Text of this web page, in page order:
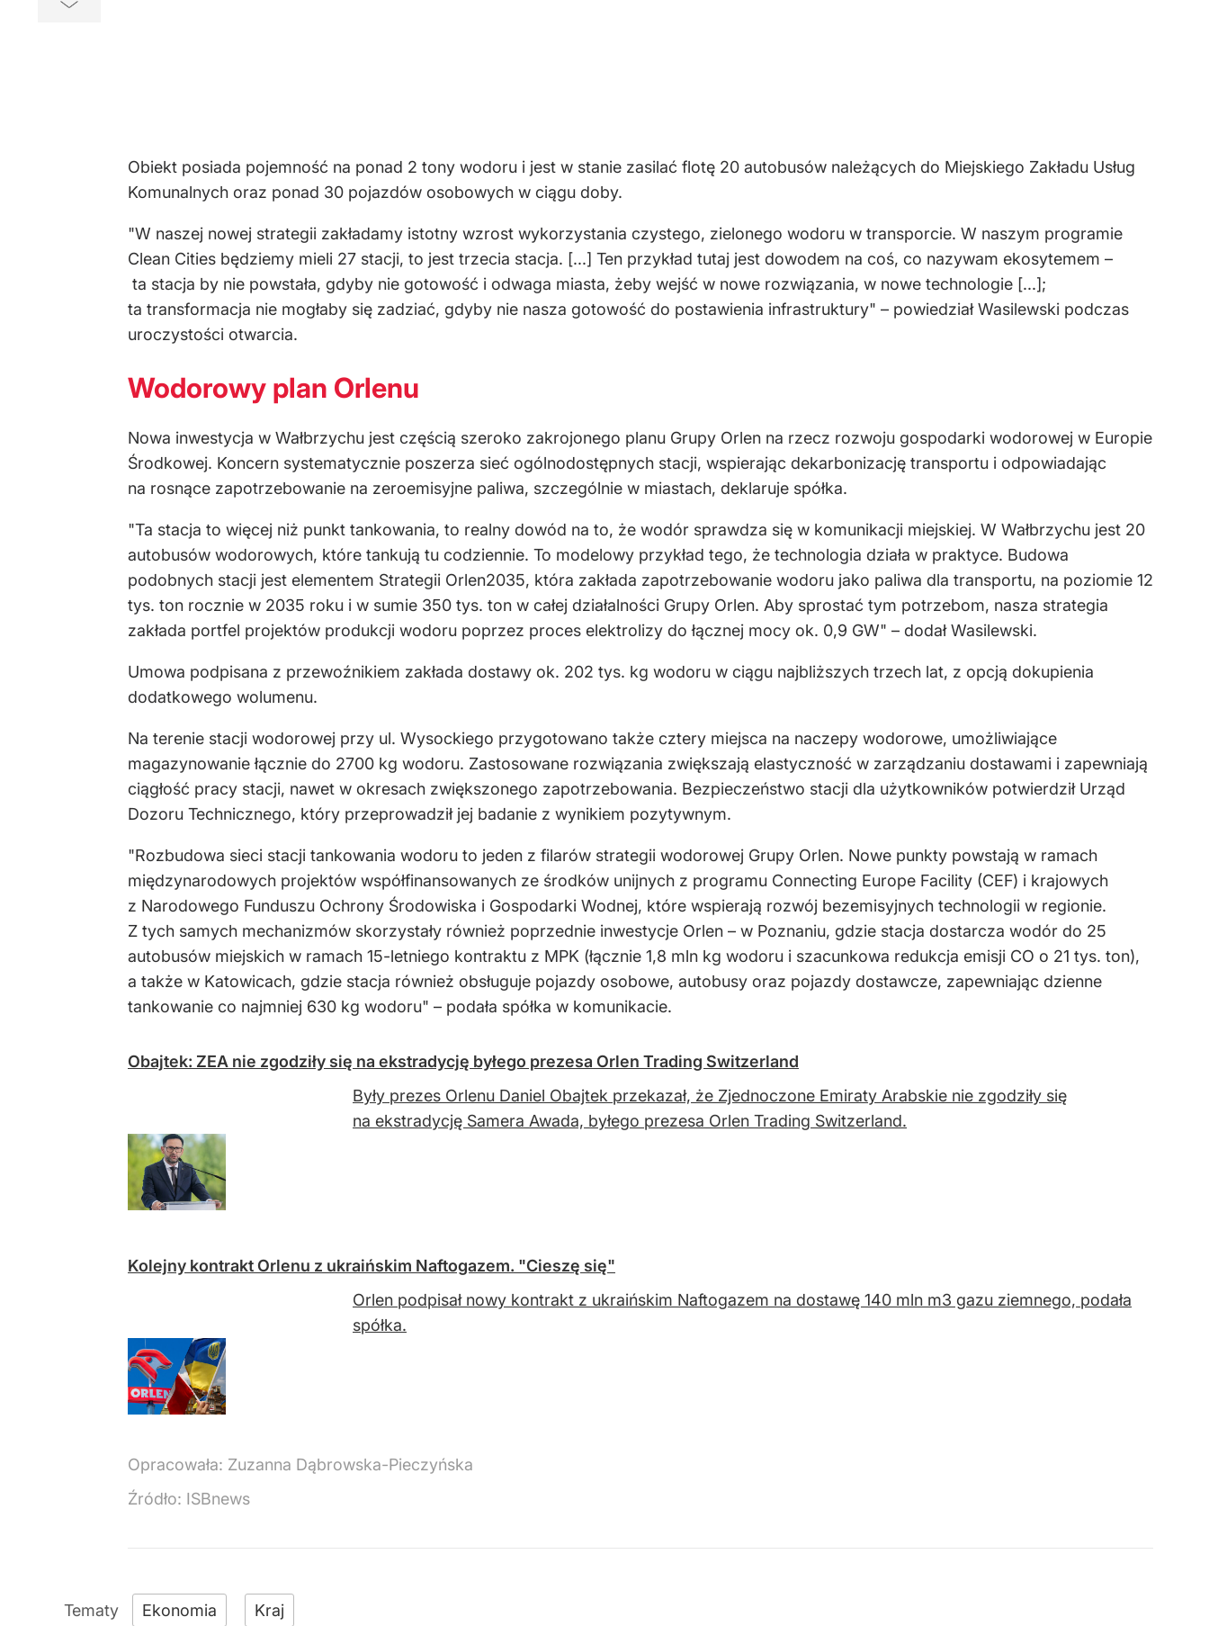
Obiekt posiada pojemność na ponad 2 tony wodoru i jest w stanie zasilać flotę 20 autobusów należących do Miejskiego Zakładu Usług
Komunalnych oraz ponad 30 pojazdów osobowych w ciągu doby.
"W naszej nowej strategii zakładamy istotny wzrost wykorzystania czystego, zielonego wodoru w transporcie. W naszym programie
Clean Cities będziemy mieli 27 stacji, to jest trzecia stacja. [...] Ten przykład tutaj jest dowodem na coś, co nazywam ekosytemem –
ta stacja by nie powstała, gdyby nie gotowość i odwaga miasta, żeby wejść w nowe rozwiązania, w nowe technologie [...];
ta transformacja nie mogłaby się zadziać, gdyby nie nasza gotowość do postawienia infrastruktury" – powiedział Wasilewski podczas
uroczystości otwarcia.
Wodorowy plan Orlenu
Nowa inwestycja w Wałbrzychu jest częścią szeroko zakrojonego planu Grupy Orlen na rzecz rozwoju gospodarki wodorowej w Europie
Środkowej. Koncern systematycznie poszerza sieć ogólnodostępnych stacji, wspierając dekarbonizację transportu i odpowiadając
na rosnące zapotrzebowanie na zeroemisyjne paliwa, szczególnie w miastach, deklaruje spółka.
"Ta stacja to więcej niż punkt tankowania, to realny dowód na to, że wodór sprawdza się w komunikacji miejskiej. W Wałbrzychu jest 20
autobusów wodorowych, które tankują tu codziennie. To modelowy przykład tego, że technologia działa w praktyce. Budowa
podobnych stacji jest elementem Strategii Orlen2035, która zakłada zapotrzebowanie wodoru jako paliwa dla transportu, na poziomie 12
tys. ton rocznie w 2035 roku i w sumie 350 tys. ton w całej działalności Grupy Orlen. Aby sprostać tym potrzebom, nasza strategia
zakłada portfel projektów produkcji wodoru poprzez proces elektrolizy do łącznej mocy ok. 0,9 GW" – dodał Wasilewski.
Umowa podpisana z przewoźnikiem zakłada dostawy ok. 202 tys. kg wodoru w ciągu najbliższych trzech lat, z opcją dokupienia
dodatkowego wolumenu.
Na terenie stacji wodorowej przy ul. Wysockiego przygotowano także cztery miejsca na naczepy wodorowe, umożliwiające
magazynowanie łącznie do 2700 kg wodoru. Zastosowane rozwiązania zwiększają elastyczność w zarządzaniu dostawami i zapewniają
ciągłość pracy stacji, nawet w okresach zwiększonego zapotrzebowania. Bezpieczeństwo stacji dla użytkowników potwierdził Urząd
Dozoru Technicznego, który przeprowadził jej badanie z wynikiem pozytywnym.
"Rozbudowa sieci stacji tankowania wodoru to jeden z filarów strategii wodorowej Grupy Orlen. Nowe punkty powstają w ramach
międzynarodowych projektów współfinansowanych ze środków unijnych z programu Connecting Europe Facility (CEF) i krajowych
z Narodowego Funduszu Ochrony Środowiska i Gospodarki Wodnej, które wspierają rozwój bezemisyjnych technologii w regionie.
Z tych samych mechanizmów skorzystały również poprzednie inwestycje Orlen – w Poznaniu, gdzie stacja dostarcza wodór do 25
autobusów miejskich w ramach 15-letniego kontraktu z MPK (łącznie 1,8 mln kg wodoru i szacunkowa redukcja emisji CO o 21 tys. ton),
a także w Katowicach, gdzie stacja również obsługuje pojazdy osobowe, autobusy oraz pojazdy dostawcze, zapewniając dzienne
tankowanie co najmniej 630 kg wodoru" – podała spółka w komunikacie.
Obajtek: ZEA nie zgodziły się na ekstradycję byłego prezesa Orlen Trading Switzerland
Były prezes Orlenu Daniel Obajtek przekazał, że Zjednoczone Emiraty Arabskie nie zgodziły się
na ekstradycję Samera Awada, byłego prezesa Orlen Trading Switzerland.
Kolejny kontrakt Orlenu z ukraińskim Naftogazem. "Cieszę się"
Orlen podpisał nowy kontrakt z ukraińskim Naftogazem na dostawę 140 mln m3 gazu ziemnego, podała
spółka.
Opracowała: Zuzanna Dąbrowska-Pieczyńska
Źródło: ISBnews
Ekonomia Kraj